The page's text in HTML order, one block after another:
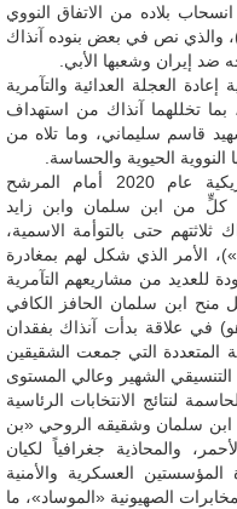
بلاده من الاتفاق النووي
والذي نص في بعض بنوده آنذاك
ضد إيران وشعبها الأبي.
العجلة العدائية والتآمرية
بما تخللهما آنذاك من استهداف
قاسم سليماني، وما تلاه من
النووية الحيوية والحساسة.
وبالطبع، ومع خسارة دونالد ترامب الانتخابات الرئاسية الأمريكية عام 2020 أمام المرشح
كلٍّ من ابن سلمان وابن زايد
ثلاثتهم حتى بالتوأمة الاسمية،
الأمر الذي شكل لهم بمغادرة
للعديد من مشاريعهم التآمرية
منح ابن سلمان الحافز الكافي
في علاقة بدأت آنذاك بفقدان
المتعددة التي جمعت الشقيقين
الشهير وعالي المستوى
الحاسمة لنتائج الانتخابات الرئاسية
ابن سلمان وشقيقه الروحي «بن
والمحاذية جغرافياً لكيان
العسكرية والأمنية
الصهيونية «الموساد»، ما